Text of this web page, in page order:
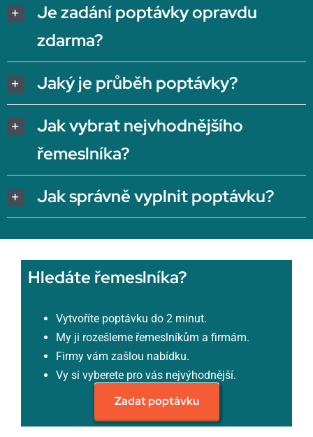
Je zadání poptávky opravdu
zdarma?
Jaký je průběh poptávky?
Jak vybrat nejvhodnějšího
řemeslníka?
Jak správně vyplnit poptávku?
Hledáte řemeslníka?
Vytvoříte poptávku do 2 minut.
My ji rozešleme řemeslníkům a firmám.
Firmy vám zašlou nabídku.
Vy si vyberete pro vás nejvýhodnější.
Zadat poptávku